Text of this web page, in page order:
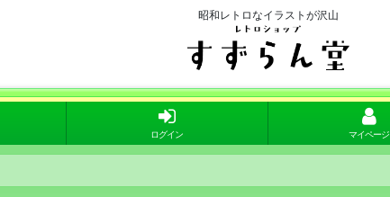
昭和レトロなイラストが沢山
ログイン マイページ